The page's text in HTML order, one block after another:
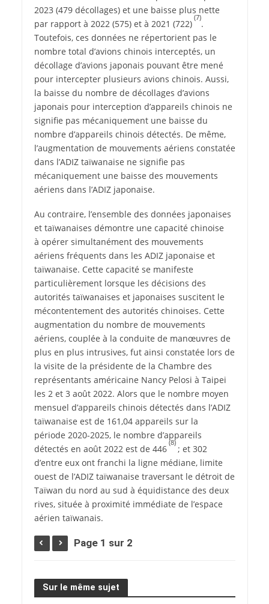
2023 (479 décollages) et une baisse plus nette
par rapport à 2022 (575) et à 2021 (722)
(7)
.
Toutefois, ces données ne répertorient pas le
nombre total d’avions chinois interceptés, un
décollage d’avions japonais pouvant être mené
pour intercepter plusieurs avions chinois. Aussi,
la baisse du nombre de décollages d’avions
japonais pour interception d’appareils chinois ne
signifie pas mécaniquement une baisse du
nombre d’appareils chinois détectés. De même,
l’augmentation de mouvements aériens constatée
dans l’ADIZ taïwanaise ne signifie pas
mécaniquement une baisse des mouvements
aériens dans l’ADIZ japonaise.
Au contraire, l’ensemble des données japonaises
et taïwanaises démontre une capacité chinoise
à opérer simultanément des mouvements
aériens fréquents dans les ADIZ japonaise et
taïwanaise. Cette capacité se manifeste
particulièrement lorsque les décisions des
autorités taïwanaises et japonaises suscitent le
mécontentement des autorités chinoises. Cette
augmentation du nombre de mouvements
aériens, couplée à la conduite de manœuvres de
plus en plus intrusives, fut ainsi constatée lors de
la visite de la présidente de la Chambre des
représentants américaine Nancy Pelosi à Taipei
les 2 et 3 août 2022. Alors que le nombre moyen
mensuel d’appareils chinois détectés dans l’ADIZ
taïwanaise est de 161,04 appareils sur la
période 2020-2025, le nombre d’appareils
détectés en août 2022 est de 446
(8)
; et 302
d’entre eux ont franchi la ligne médiane, limite
ouest de l’ADIZ taïwanaise traversant le détroit de
Taïwan du nord au sud à équidistance des deux
rives, située à proximité immédiate de l’espace
aérien taïwanais.
Page 1 sur 2
Sur le même sujet